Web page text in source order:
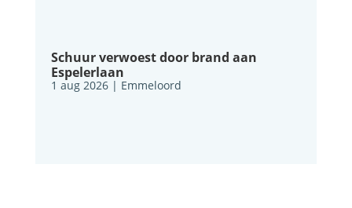
Schuur verwoest door brand aan
Espelerlaan
1 aug 2026| Emmeloord